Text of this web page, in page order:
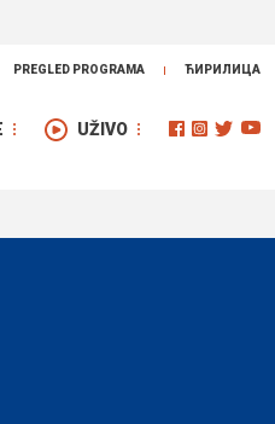
UŽIVO
PREGLED PROGRAMA ЋИРИЛИЦА